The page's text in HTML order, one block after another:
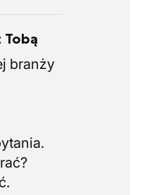
Tobą
branży